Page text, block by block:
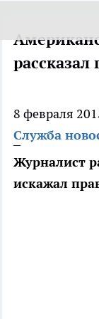
8 февраля
Служба
Журналист
искажал